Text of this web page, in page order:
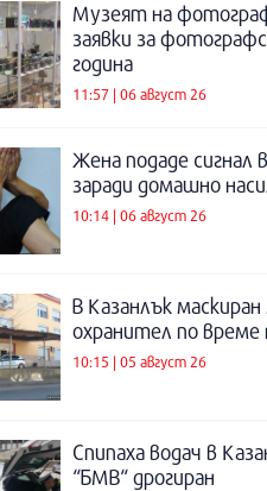
Музеят на
заявки за
година
11:57 | 06 август 26
Жена подаде сигнал
заради домашно
10:14 | 06 август 26
В Казанлък
охранител по
10:15 | 05 август 26
Спипаха водач в
“БМВ“ дрогиран